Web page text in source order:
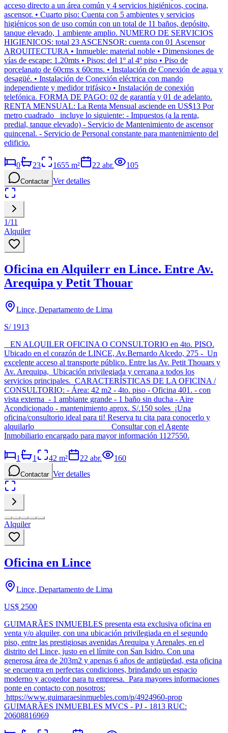
acceso directo a un área común y 4 servicios higiénicos, cocina,
ascensor. • Cuarto piso: Cuenta con 5 ambientes y servicios
higiénicos son de uso común con un total de 11 baños, depósito,
tanque elevado, 1 ambiente amplio. NUMERO DE SERVICIOS
HIGIENICOS: total 23 ASCENSOR: cuenta con 01 Ascensor
ARQUITECTURA • Inmueble: material noble • Dimensiones de
vías de escape: 1.20mts • Pisos: del 1º al 4º piso • Piso de
porcelanato de 60cms x 60cms. • Instalación de Conexión de agua y
desagüé. • Instalación de Conexión eléctrica con mando
independiente y medidor trifásico • Instalación de conexión
telefónica. FORMA DE PAGO: 02 de garantía y 01 de adelanto.
RENTA MENSUAL: La Renta Mensual asciende en US$13 Por
metro cuadrado incluye lo siguiente: - Impuestos (a la renta,
predial, tanque elevado) - Servicio de Mantenimiento de ascensor
quincenal. - Servicio de Personal constante para mantenimiento del
edificio.
0 23 1655 m² 22 abr. 105
Contactar Ver detalles
1/11
Alquiler
Oficina en Alquilerr en Lince. Entre Av.
Arequipa y Petit Thouar
Lince, Departamento de Lima
S/ 1913
EN ALQUILER OFICINA O CONSULTORIO en 4to. PISO.
Ubicado en el corazón de LINCE, Av.Bernardo Alcedo, 275 - Un
excelente acceso al transporte público. Entre las Av. Petit Thouars y
Av. Arequipa, Ubicación privilegiada y cercana a todos los
servicios principales. CARACTERÍSTICAS DE LA OFICINA /
CONSULTORIO: - Área: 42 m2 - 4to. piso - Oficina 401. - con
vista externa - 1 ambiante grande - 1 baño sin ducha - Aire
Acondicionado - mantenimiento aprox. S/.150 soles ¡Una
oficina/consultorio ideal para ti! Reserva tu cita para conocerlo y
alquilarlo Consultar con el Agente
Inmobiliario encargado para mayor información 1127550.
1 1 42 m² 22 abr. 160
Contactar Ver detalles
Alquiler
Oficina en Lince
Lince, Departamento de Lima
US$ 2500
GUIMARÃES INMUEBLES presenta esta exclusiva oficina en
venta y/o alquiler, con una ubicación privilegiada en el segundo
piso, entre las prestigiosas avenidas Arequipa y Arenales, en el
distrito del Lince, justo en el límite con San Isidro. Con una
generosa área de 203m2 y apenas 6 años de antigüedad, esta oficina
se encuentra en perfectas condiciones, brindando un espacio
moderno y acogedor para tu empresa. Para mayores informaciones
ponte en contacto con nosotros:
https://www.guimaraesinmuebles.com/p/4924960-prop
GUIMARÃES INMUEBLES MVCS - PJ - 1813 RUC:
20608816969